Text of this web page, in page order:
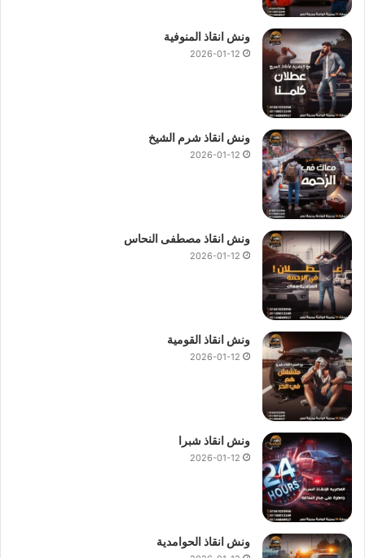
ونش انقاذ المنوفية
2026-01-12
ونش انقاذ شرم الشيخ
2026-01-12
ونش انقاذ مصطفى النحاس
2026-01-12
ونش انقاذ القومية
2026-01-12
ونش انقاذ شبرا
2026-01-12
ونش انقاذ الحوامدية